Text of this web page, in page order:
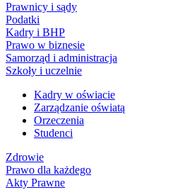
Prawnicy i sądy
Podatki
Kadry i BHP
Prawo w biznesie
Samorząd i administracja
Szkoły i uczelnie
Kadry w oświacie
Zarządzanie oświatą
Orzeczenia
Studenci
Zdrowie
Prawo dla każdego
Akty Prawne